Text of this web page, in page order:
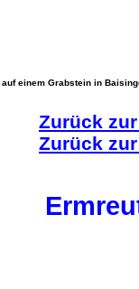
einem Grabstein in
Zurück
Zurück